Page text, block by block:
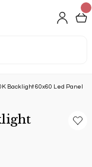
Backlight 60x60 Led Panel